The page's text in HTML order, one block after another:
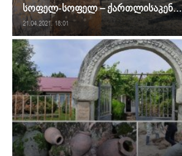
სოფელ-სოფელ – ქართლისაკენ…
21.04.2021. 18:01